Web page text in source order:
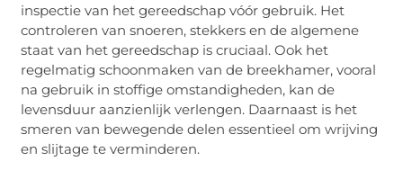
inspectie van het gereedschap vóór gebruik. Het
controleren van snoeren, stekkers en de algemene
staat van het gereedschap is cruciaal. Ook het
regelmatig schoonmaken van de breekhamer, vooral
na gebruik in stoffige omstandigheden, kan de
levensduur aanzienlijk verlengen. Daarnaast is het
smeren van bewegende delen essentieel om wrijving
en slijtage te verminderen.